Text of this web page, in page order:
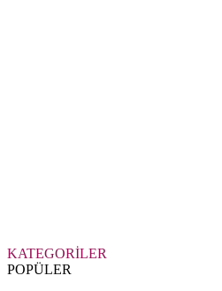
KATEGORİLER
POPÜLER